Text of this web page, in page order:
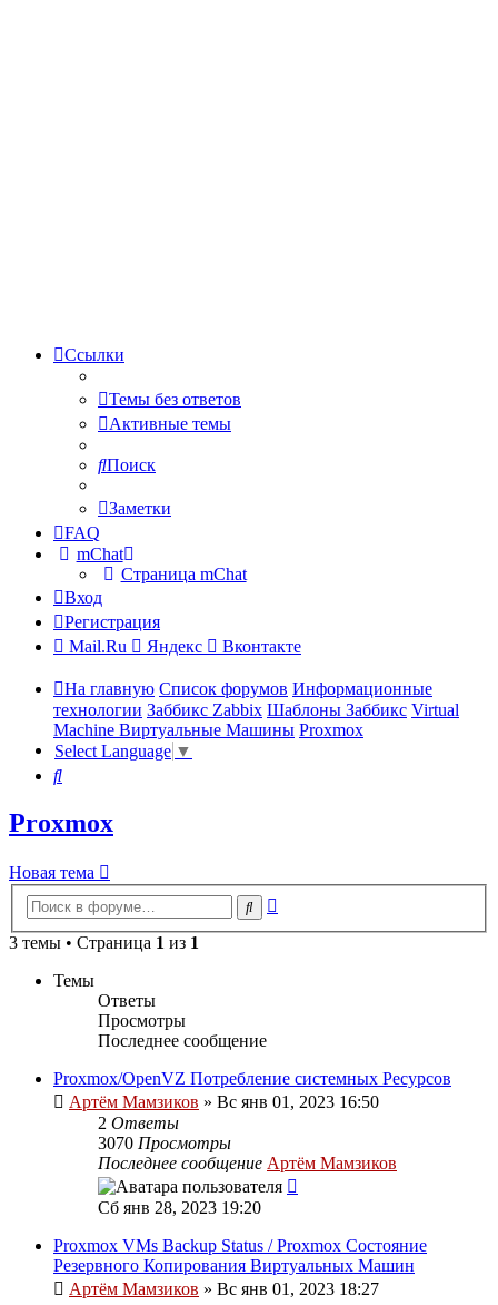
Ссылки
Темы без ответов
Активные темы
Поиск
Заметки
FAQ
mChat
Страница mChat
Вход
Регистрация
Mail.Ru
Яндекс Вконтакте
На главную Список форумов Информационные
технологии Заббикс Zabbix Шаблоны Заббикс Virtual
Machine Виртуальные Машины Proxmox
Select Language ▼
Поиск
Proxmox
Новая тема
Поиск
3 темы • Страница 1 из 1
Темы
Ответы
Просмотры
Последнее сообщение
Proxmox/OpenVZ Потребление системных Ресурсов
Артём Мамзиков » Вс янв 01, 2023 16:50
2 Ответы
3070 Просмотры
Последнее сообщение Артём Мамзиков
Сб янв 28, 2023 19:20
Proxmox VMs Backup Status / Proxmox Состояние
Резервного Копирования Виртуальных Машин
Артём Мамзиков » Вс янв 01, 2023 18:27